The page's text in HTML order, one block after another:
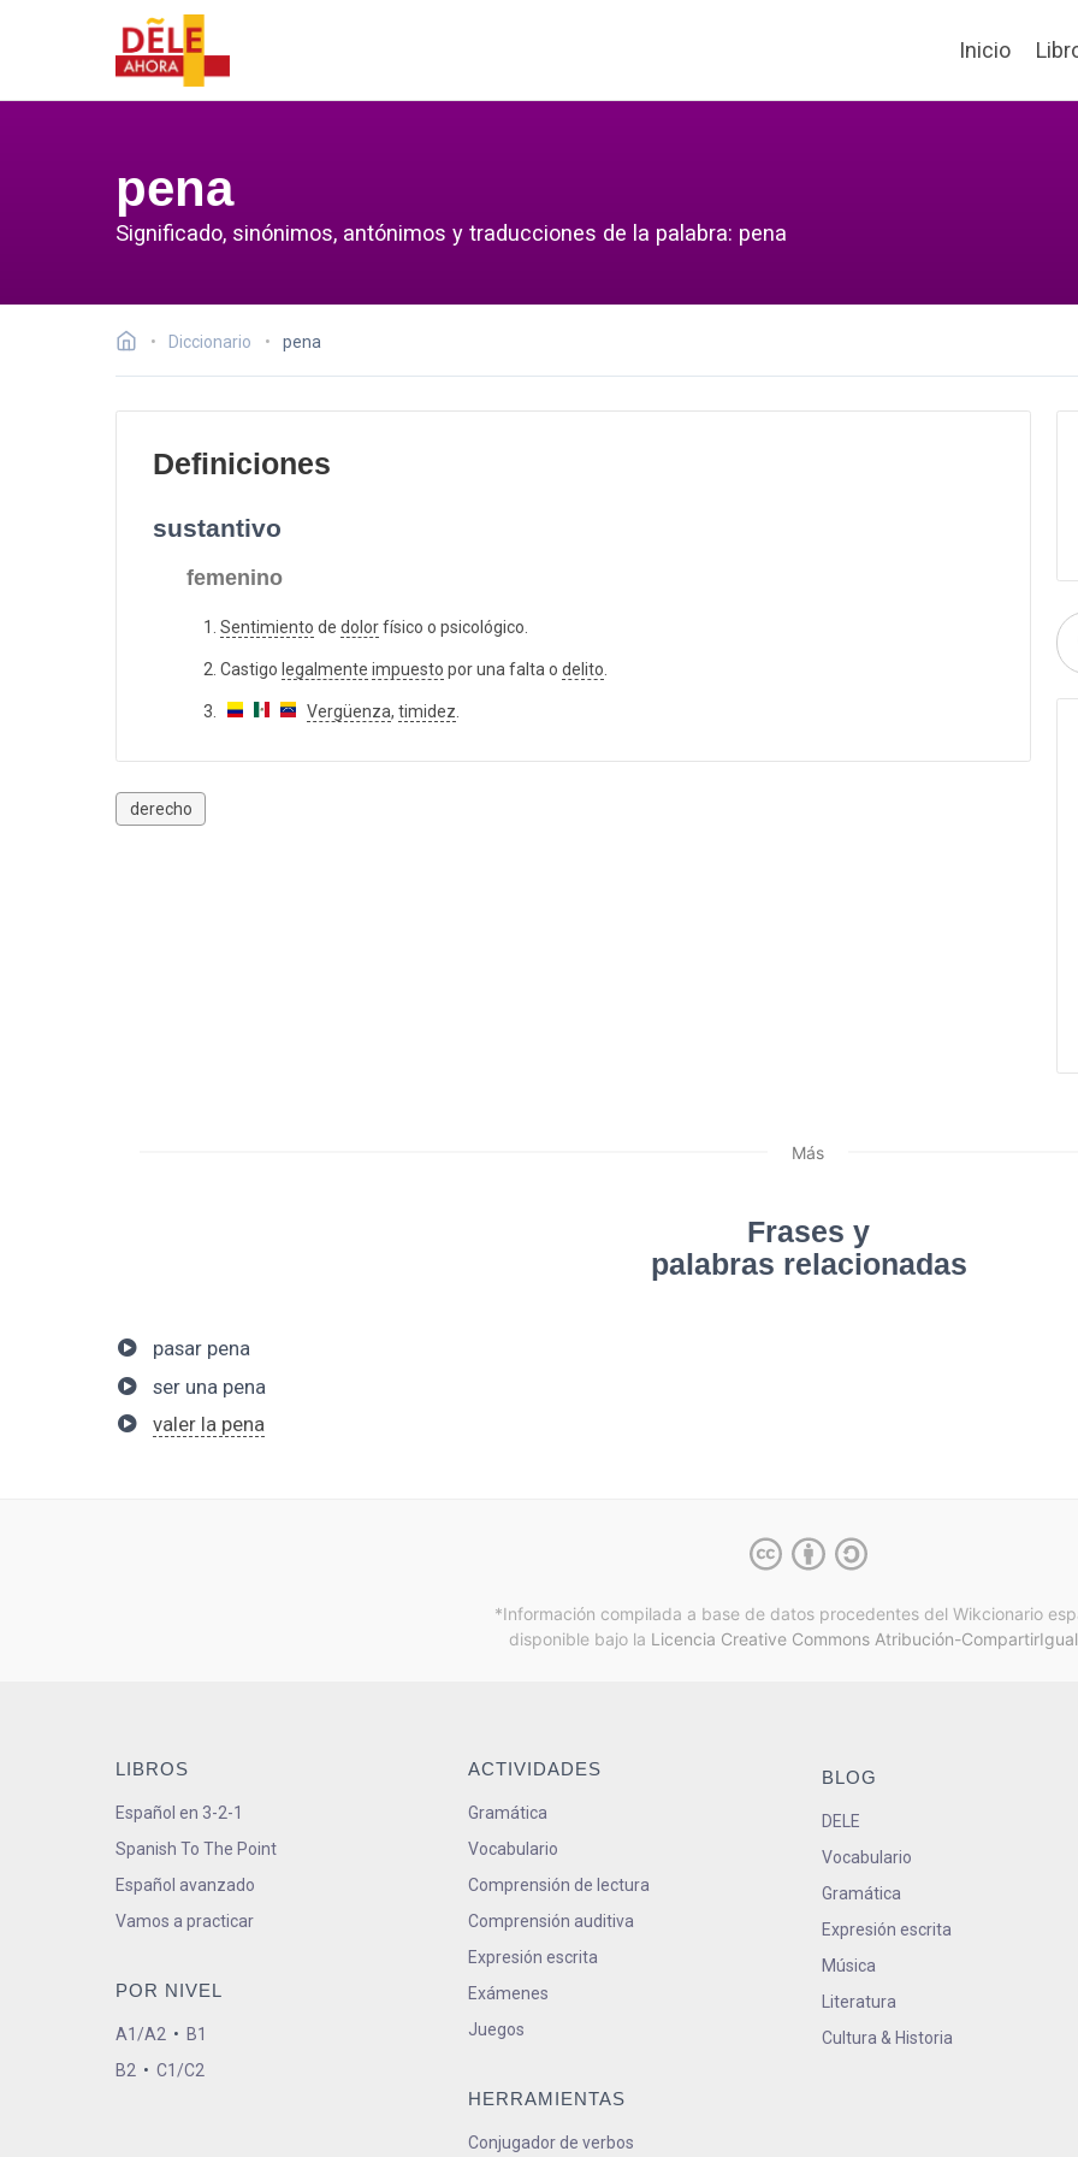
Inicio
pena
Significado, sinónimos, antónimos y traducciones de la palabra: pena
Diccionario pena
Definiciones
sustantivo
femenino
Sentimiento de dolorfísico o psicológico.
Castigo legalmente impuesto por una falta o delito.
Vergüenza, timidez.
derecho
Más
Frases y
palabras relacionadas
pasar pena
ser una pena
valer la pena
*Información compilada a base de datos procedentes del Wikcionario
disponible bajo la Licencia Creative Commons Atribución-
LIBROS
Español en 3-2-1
Spanish To The Point
Español avanzado
Vamos a practicar
POR NIVEL
A1/A2 • B1
B2 • C1/C2
ACTIVIDADES
Gramática
Vocabulario
Comprensión de lectura
Comprensión auditiva
Expresión escrita
Exámenes
Juegos
HERRAMIENTAS
Conjugador de verbos
BLOG
DELE
Vocabulario
Gramática
Expresión escrita
Música
Literatura
Cultura & Historia